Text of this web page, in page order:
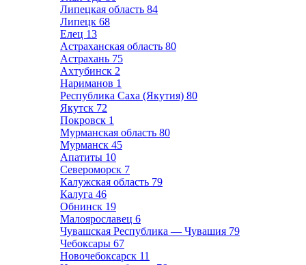
Липецкая область 84
Липецк 68
Елец 13
Астраханская область 80
Астрахань 75
Ахтубинск 2
Нариманов 1
Республика Саха (Якутия) 80
Якутск 72
Покровск 1
Мурманская область 80
Мурманск 45
Апатиты 10
Североморск 7
Калужская область 79
Калуга 46
Обнинск 19
Малоярославец 6
Чувашская Республика — Чувашия 79
Чебоксары 67
Новочебоксарск 11